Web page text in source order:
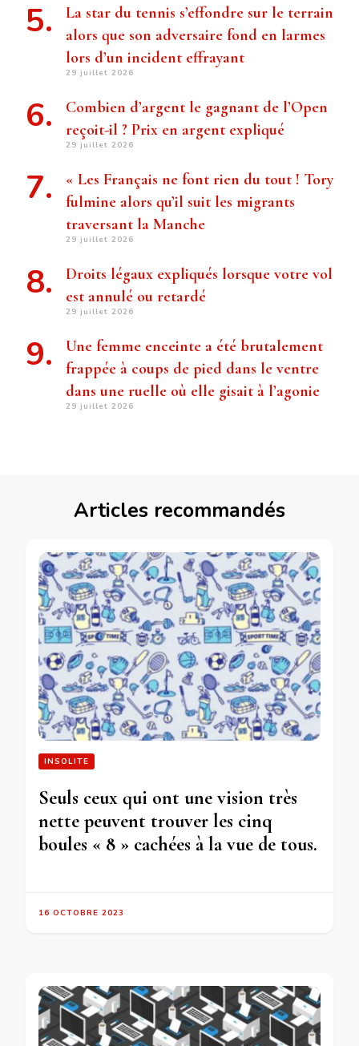
La star du tennis s’effondre sur le terrain
alors que son adversaire fond en larmes
lors d’un incident effrayant
29 juillet 2026
Combien d’argent le gagnant de l’Open
reçoit-il ? Prix ​​en argent expliqué
29 juillet 2026
« Les Français ne font rien du tout ! Tory
fulmine alors qu’il suit les migrants
traversant la Manche
29 juillet 2026
Droits légaux expliqués lorsque votre vol
est annulé ou retardé
29 juillet 2026
Une femme enceinte a été brutalement
frappée à coups de pied dans le ventre
dans une ruelle où elle gisait à l’agonie
29 juillet 2026
Articles recommandés
INSOLITE
Seuls ceux qui ont une vision très
nette peuvent trouver les cinq
boules « 8 » cachées à la vue de tous.
16 OCTOBRE 2023